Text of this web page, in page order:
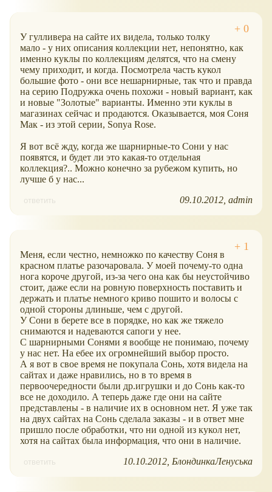
У гулливера на сайте их видела, только толку
мало - у них описания коллекции нет, непонятно, как
именно куклы по коллекциям делятся, что на смену
чему приходит, и когда. Посмотрела часть кукол
большие фото - они все нешарнирные, так что и правда
на серию Подружка очень похожи - новый вариант, как
и новые "Золотые" варианты. Именно эти куклы в
магазинах сейчас и продаются. Оказывается, моя Соня
Мак - из этой серии, Sonya Rose.
Я вот всё жду, когда же шарнирные-то Сони у нас
появятся, и будет ли это какая-то отдельная
коллекция?.. Можно конечно за рубежом купить, но
лучше б у нас...
ответить 09.10.2012 admin
Меня, если честно, немножко по качеству Соня в
красном платье разочаровала. У моей почему-то одна
нога короче другой, из-за чего она как бы неустойчиво
стоит, даже если на ровную поверхность поставить и
держать и платье немного криво пошито и волосы с
одной стороны длиньше, чем с другой.
У Сони в берете все в порядке, но как же тяжело
снимаются и надеваются сапоги у нее.
С шарнирными Сонями я вообще не понимаю, почему
у нас нет. На ебее их огромнейший выбор просто.
А я вот в свое время не покупала Сонь, хотя видела на
сайтах и даже нравились, но в то время в
первоочередности были др.игрушки и до Сонь как-то
все не доходило. А теперь даже где они на сайте
представлены - в наличие их в основном нет. Я уже так
на двух сайтах на Сонь сделала заказы - и в ответ мне
пришло после обработки, что ни одной из кукол нет,
хотя на сайтах была информация, что они в наличие.
ответить 10.10.2012 БлондинкаЛенуська